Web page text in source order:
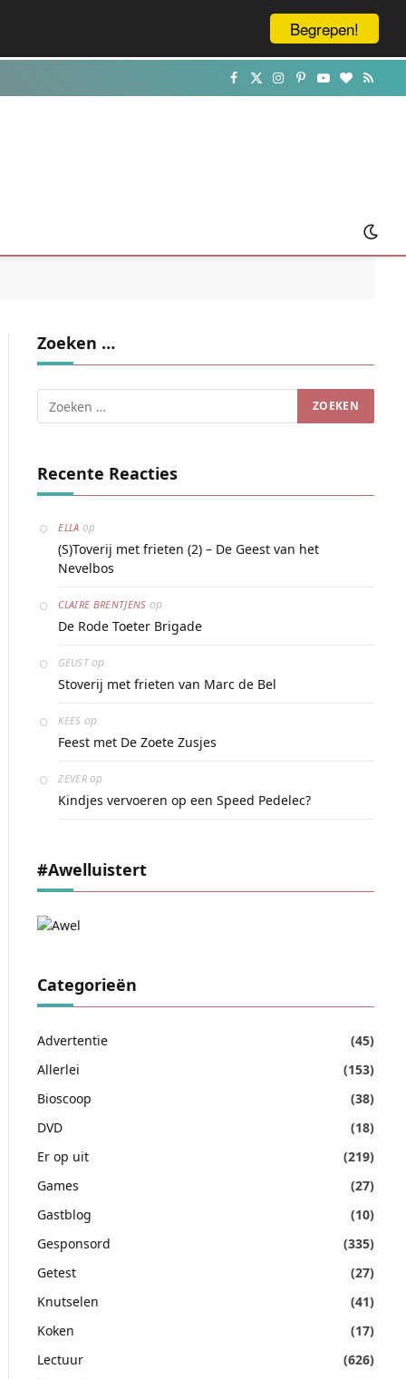
Begrepen!
Facebook
X
Instagram
Pinterest
YouTube
BlogLovin
RSS
Zoeken …
Recente Reacties
ELLA op
(S)Toverij met frieten (2) – De Geest van het
Nevelbos
CLAIRE BRENTJENS op
De Rode Toeter Brigade
GEUST op
Stoverij met frieten van Marc de Bel
KEES op
Feest met De Zoete Zusjes
ZEVER op
Kindjes vervoeren op een Speed Pedelec?
#awelluistert
Categorieën
Advertentie
(45)
Allerlei
(153)
Bioscoop
(38)
DVD
(18)
Er op uit
(219)
Games
(27)
Gastblog
(10)
Gesponsord
(335)
Getest
(27)
Knutselen
(41)
Koken
(17)
Lectuur
(626)